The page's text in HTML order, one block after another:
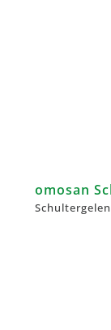
omosan